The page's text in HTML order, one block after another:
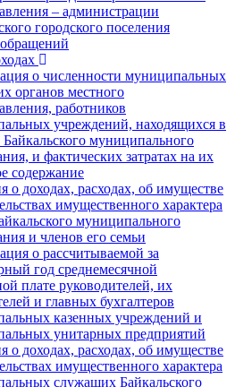
– администрации
городского поселения
о численности муниципальных
органов местного
работников
учреждений, находящихся в
муниципального
и фактических затратах на их
содержание
о доходах, расходах, об имуществе
имущественного характера
муниципального
и членов его семьи
о рассчитываемой за
год среднемесячной
плате руководителей, их
и главных бухгалтеров
казенных учреждений и
унитарных предприятий
о доходах, расходах, об имуществе
имущественного характера
служащих Байкальского